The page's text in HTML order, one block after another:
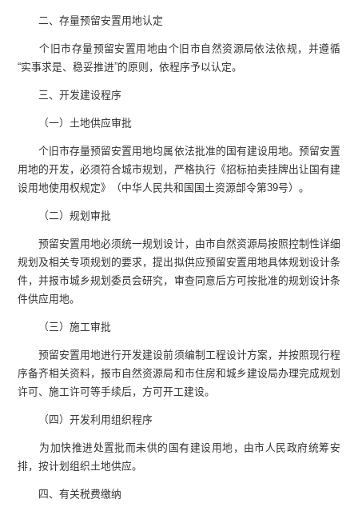
二、存量预留安置用地认定
个旧市存量预留安置用地由个旧市自然资源局依法依规，并遵循
“实事求是、稳妥推进”的原则，依程序予以认定。
三、开发建设程序
（一）土地供应审批
个旧市存量预留安置用地均属依法批准的国有建设用地。预留安置
用地的开发，必须符合城市规划，严格执行《招标拍卖挂牌出让国有建
设用地使用权规定》（中华人民共和国国土资源部令第39号）。
（二）规划审批
预留安置用地必须统一规划设计，由市自然资源局按照控制性详细
规划及相关专项规划的要求，提出拟供应预留安置用地具体规划设计条
件，并报市城乡规划委员会研究，审查同意后方可按批准的规划设计条
件供应用地。
（三）施工审批
预留安置用地进行开发建设前须编制工程设计方案，并按照现行程
序备齐相关资料，报市自然资源局和市住房和城乡建设局办理完成规划
许可、施工许可等手续后，方可开工建设。
（四）开发利用组织程序
为加快推进处置批而未供的国有建设用地，由市人民政府统筹安
排，按计划组织土地供应。
四、有关税费缴纳